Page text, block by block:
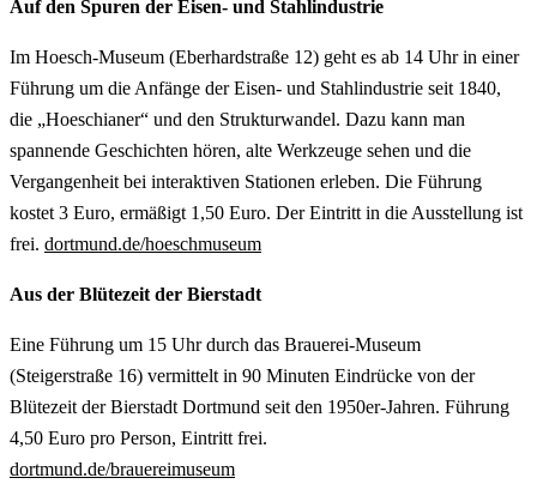
Auf den Spuren der Eisen- und Stahlindustrie
Im Hoesch-Museum (Eberhardstraße 12) geht es ab 14 Uhr in einer
Führung um die Anfänge der Eisen- und Stahlindustrie seit 1840,
die „Hoeschianer“ und den Strukturwandel. Dazu kann man
spannende Geschichten hören, alte Werkzeuge sehen und die
Vergangenheit bei interaktiven Stationen erleben. Die Führung
kostet 3 Euro, ermäßigt 1,50 Euro. Der Eintritt in die Ausstellung ist
frei. dortmund.de/hoeschmuseum
Aus der Blütezeit der Bierstadt
Eine Führung um 15 Uhr durch das Brauerei-Museum
(Steigerstraße 16) vermittelt in 90 Minuten Eindrücke von der
Blütezeit der Bierstadt Dortmund seit den 1950er-Jahren. Führung
4,50 Euro pro Person, Eintritt frei.
dortmund.de/brauereimuseum